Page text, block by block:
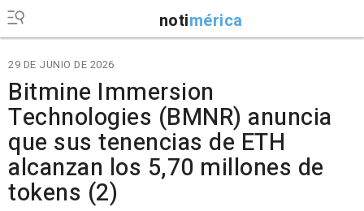
notimérica
29 DE JUNIO DE 2026
Bitmine Immersion
Technologies (BMNR) anuncia
que sus tenencias de ETH
alcanzan los 5,70 millones de
tokens (2)